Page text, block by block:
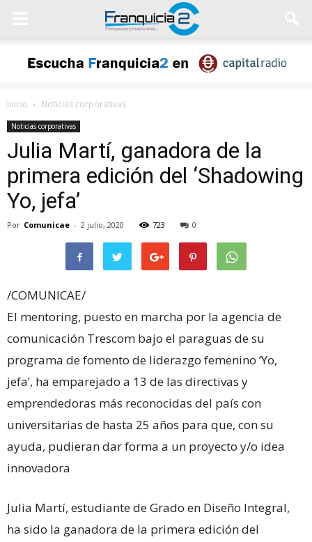
Inicio Noticias corporativas
Noticias corporativas
Julia Martí, ganadora de la
primera edición del ‘Shadowing
Yo, jefa’
Por Comunicae - 2 julio, 2020 723 0
/COMUNICAE/
El mentoring, puesto en marcha por la agencia de
comunicación Trescom bajo el paraguas de su
programa de fomento de liderazgo femenino ‘Yo,
jefa’, ha emparejado a 13 de las directivas y
emprendedoras más reconocidas del país con
universitarias de hasta 25 años para que, con su
ayuda, pudieran dar forma a un proyecto y/o idea
innovadora
Julia Martí, estudiante de Grado en Diseño Integral,
ha sido la ganadora de la primera edición del